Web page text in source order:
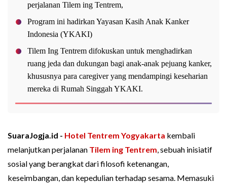
perjalanan Tilem ing Tentrem,
Program ini hadirkan Yayasan Kasih Anak Kanker
Indonesia (YKAKI)
Tilem Ing Tentrem difokuskan untuk menghadirkan
ruang jeda dan dukungan bagi anak-anak pejuang kanker,
khususnya para caregiver yang mendampingi keseharian
mereka di Rumah Singgah YKAKI.
SuaraJogja.id - Hotel Tentrem Yogyakarta kembali
melanjutkan perjalanan Tilem ing Tentrem, sebuah inisiatif
sosial yang berangkat dari filosofi ketenangan,
keseimbangan, dan kepedulian terhadap sesama. Memasuki